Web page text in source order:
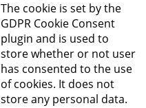
The cookie is set by the
GDPR Cookie Consent
plugin and is used to
store whether or not user
has consented to the use
of cookies. It does not
store any personal data.